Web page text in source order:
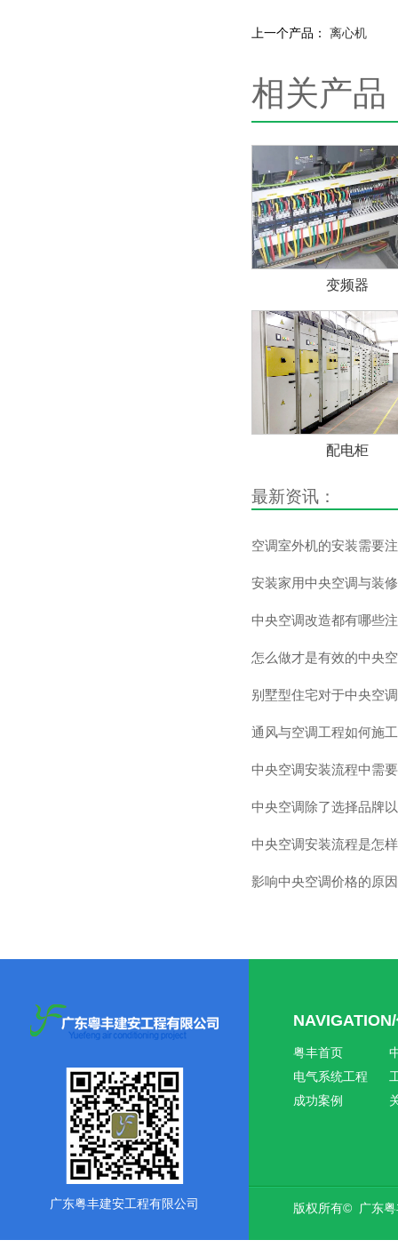
上一个产品： 离心机
相关产品
变频器
配电柜
最新资讯：
空调室外机的安装需要
安装家用中央空调与装
中央空调改造都有哪些
怎么做才是有效的中央
别墅型住宅对于中央空
通风与空调工程如何施
中央空调安装流程中需
中央空调除了选择品牌
中央空调安装流程是怎
影响中央空调价格的原
广东粤丰建安工程有限公司
粤丰首页
电气系统工程
成功案例
版权所有© 广东